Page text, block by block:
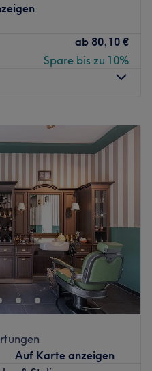
ab 80,10 €
Spare bis zu 10%
10:00
18:00
–18:00
18:00
10:00
16:00
Geschlossen
Beauty Studio befindet
14612 Falkensee –
und ist somit bequem aus
der Umgebung
eine entspannte
Beauty-
deine Wünsche
Auf Karte anzeigen